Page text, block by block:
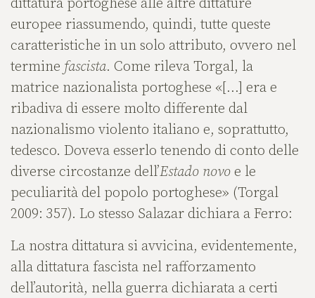
dittatura portoghese alle altre dittature
europee riassumendo, quindi, tutte queste
caratteristiche in un solo attributo, ovvero nel
termine fascista. Come rileva Torgal, la
matrice nazionalista portoghese «[…] era e
ribadiva di essere molto differente dal
nazionalismo violento italiano e, soprattutto,
tedesco. Doveva esserlo tenendo di conto delle
diverse circostanze dell’Estado novo e le
peculiarità del popolo portoghese» (Torgal
2009: 357). Lo stesso Salazar dichiara a Ferro:
La nostra dittatura si avvicina, evidentemente,
alla dittatura fascista nel rafforzamento
dell’autorità, nella guerra dichiarata a certi